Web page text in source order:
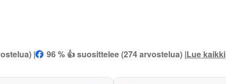
| 96 % 👍 suosittelee (274 arvostelua) |Lue kaikki